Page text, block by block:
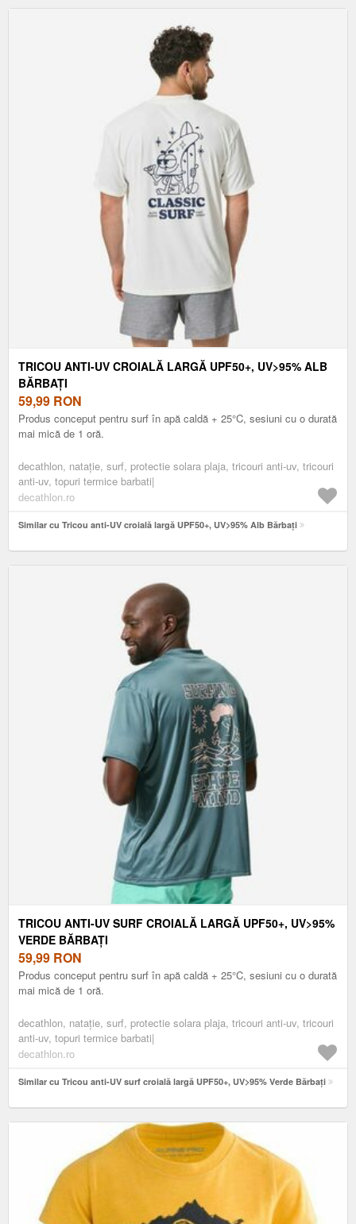
TRICOU ANTI-UV CROIALĂ LARGĂ UPF50+, UV>95% ALB
BĂRBAȚI
59,99 RON
Produs conceput pentru surf în apă caldă + 25°C, sesiuni cu o durată
mai mică de 1 oră.
decathlon, nataţie, surf, protectie solara plaja, tricouri anti-uv, tricouri
anti-uv, topuri termice barbati|
decathlon.ro
Similar cu Tricou anti-UV croială largă UPF50+, UV>95% Alb Bărbați
TRICOU ANTI-UV SURF CROIALĂ LARGĂ UPF50+, UV>95%
VERDE BĂRBAȚI
59,99 RON
Produs conceput pentru surf în apă caldă + 25°C, sesiuni cu o durată
mai mică de 1 oră.
decathlon, nataţie, surf, protectie solara plaja, tricouri anti-uv, tricouri
anti-uv, topuri termice barbati|
decathlon.ro
Similar cu Tricou anti-UV surf croială largă UPF50+, UV>95% Verde Bărbați